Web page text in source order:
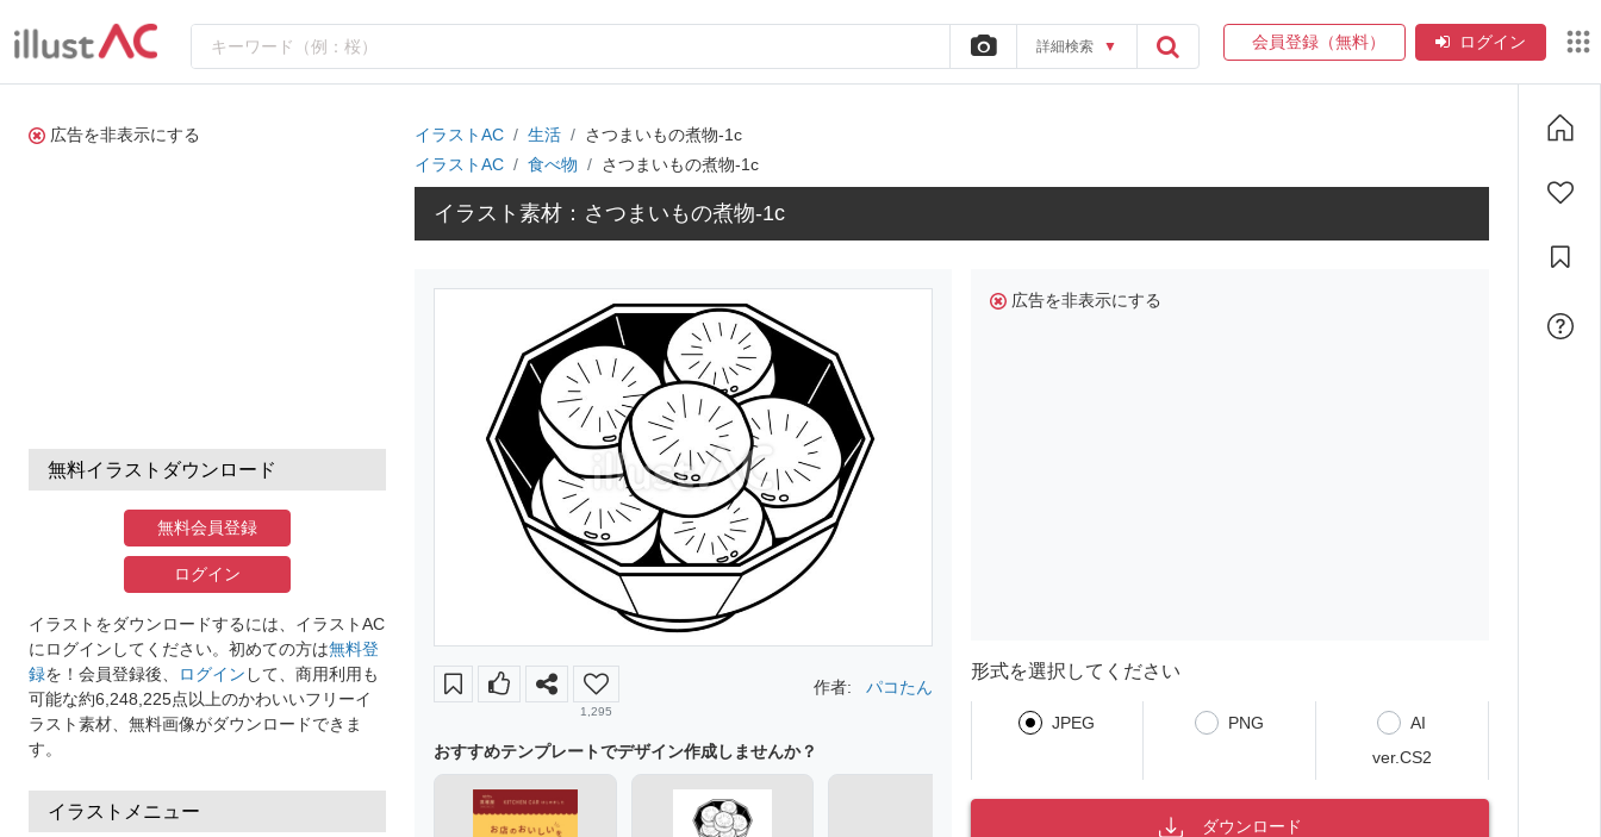
詳細検索 ▼ 会員登録（無料） ログイン
広告を非表示にする
無料イラストダウンロード
無料会員登録
ログイン
イラストをダウンロードするには、イラストAC
にログインしてください。初めての方は無料登
録を！会員登録後、 ログイン して、商用利用も
可能な約6,248,225点以上のかわいいフリーイ
ラスト素材、無料画像がダウンロードできま
す。
イラストメニュー
イラストAC 生活
さつまいもの煮物-1c
イラストAC
食べ物 さつまいもの煮物-1c
イラスト素材：さつまいもの煮物-1c
1,295
作者: パコたん
おすすめテンプレートでデザイン作成しませんか？
広告を非表示にする
形式を選択してください
JPEG PNG
AI
ver.CS2
ダウンロード